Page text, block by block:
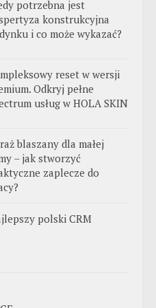
potrzebna jest
konstrukcyjna
i co może wykazać?
reset w wersji
Odkryj pełne
usług w HOLA SKIN
blaszany dla małej
– jak stworzyć
zaplecze do
polski CRM